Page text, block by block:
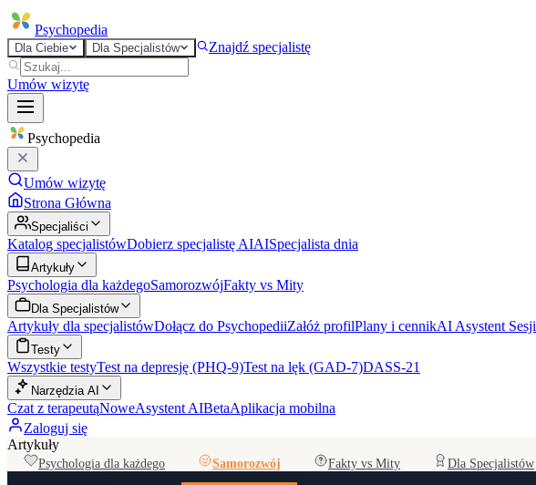
Psychopedia
Dla Ciebie Dla Specjalistów Znajdź specjalistę
Umów wizytę
Psychopedia
Umów wizytę
Strona Główna
Specjaliści
Katalog specjalistówDobierz specjalistę AIAISpecjalista dnia
Artykuły
Psychologia dla każdegoSamorozwójFakty vs Mity
Dla Specjalistów
Artykuły dla specjalistówDołącz do PsychopediiZałóż profilPlany i cennikAI Asystent Sesji
Testy
Wszystkie testyTest na depresję (PHQ-9)Test na lęk (GAD-7)DASS-21
Narzędzia AI
Czat z terapeutąNoweAsystent AIBetaAplikacja mobilna
Zaloguj się
Artykuły
Psychologia dla każdego Samorozwój Fakty vs Mity Dla Specjalistów